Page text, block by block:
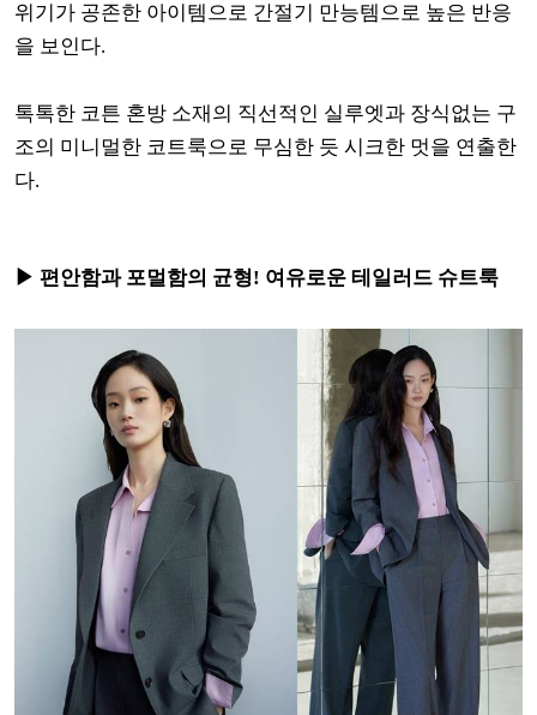
위기가 공존한 아이템으로 간절기 만능템으로 높은 반응
을 보인다.
톡톡한 코튼 혼방 소재의 직선적인 실루엣과 장식없는 구
조의 미니멀한 코트룩으로 무심한 듯 시크한 멋을 연출한
다.
▶ 편안함과 포멀함의 균형! 여유로운 테일러드 슈트룩